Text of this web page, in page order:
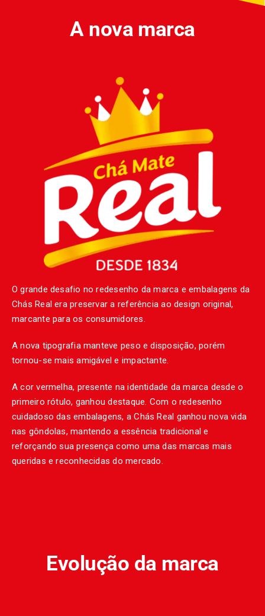
A nova marca
O grande desafio no redesenho da marca e embalagens da
Chás Real era preservar a referência ao design original,
marcante para os consumidores.
A nova tipografia manteve peso e disposição, porém
tornou-se mais amigável e impactante.
A cor vermelha, presente na identidade da marca desde o
primeiro rótulo, ganhou destaque. Com o redesenho
cuidadoso das embalagens, a Chás Real ganhou nova vida
nas gôndolas, mantendo a essência tradicional e
reforçando sua presença como uma das marcas mais
queridas e reconhecidas do mercado.
Evolução da marca